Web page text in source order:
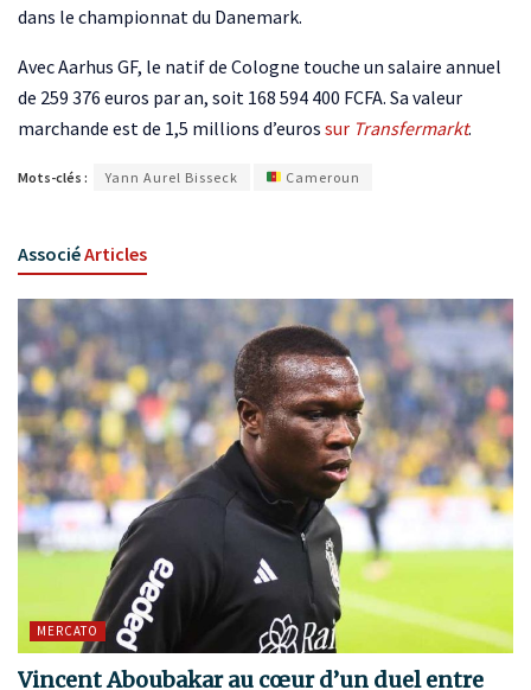
dans le championnat du Danemark.
Avec Aarhus GF, le natif de Cologne touche un salaire annuel
de 259 376 euros par an, soit 168 594 400 FCFA. Sa valeur
marchande est de 1,5 millions d’euros sur Transfermarkt.
Mots-clés : Yann Aurel Bisseck Cameroun
AssociéArticles
MERCATO
Vincent Aboubakar au cœur d’un duel entre